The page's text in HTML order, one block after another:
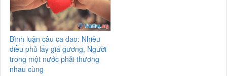
Bình luận câu ca dao: Nhiễu
điều phủ lấy giá gương, Người
trong một nước phải thương
nhau cùng